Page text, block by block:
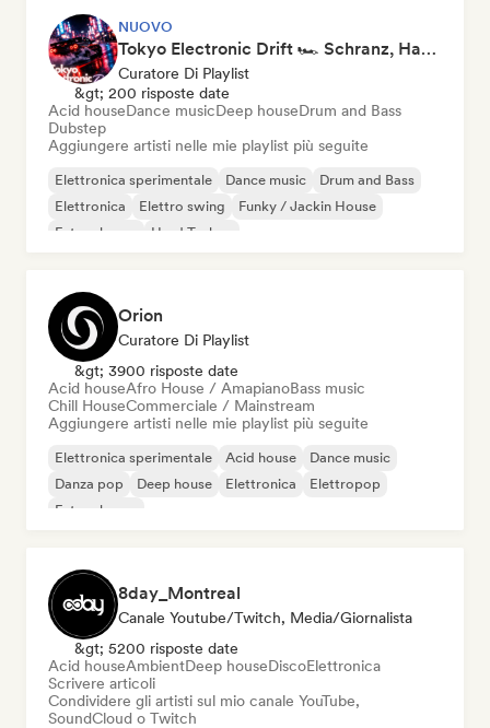
NUOVO
Tokyo Electronic Drift 🏎️ Schranz, Hard Techno & Anime EDM
Curatore Di Playlist
&gt; 200 risposte date
Acid houseDance musicDeep houseDrum and Bass
Dubstep
Aggiungere artisti nelle mie playlist più seguite
Elettronica sperimentale Dance music
Drum and Bass
Elettronica
Elettro swing
Funky / Jackin House
Future house
Hard Techno
Orion
Curatore Di Playlist
&gt; 3900 risposte date
Acid houseAfro House / AmapianoBass music
Chill HouseCommerciale / Mainstream
Aggiungere artisti nelle mie playlist più seguite
Elettronica sperimentale Acid house
Dance music
Danza pop
Deep house Elettronica
Elettropop
Future house
8day_Montreal
Canale Youtube/Twitch, Media/Giornalista
&gt; 5200 risposte date
Acid houseAmbientDeep houseDiscoElettronica
Scrivere articoli
Condividere gli artisti sul mio canale YouTube,
SoundCloud o Twitch